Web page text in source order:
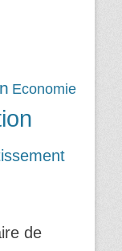
Economie
de